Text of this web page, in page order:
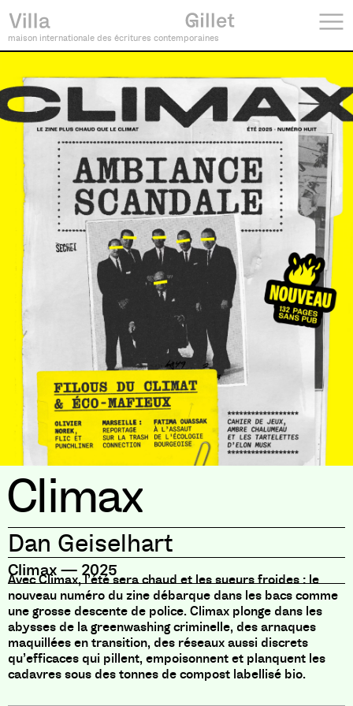
maison internationale des écritures contemporaines
Climax
Dan Geiselhart
Climax— 2025
Avec Climax, l’été sera chaud et les sueurs froides : le
nouveau numéro du zine débarque dans les bacs comme
une grosse descente de police. Climax plonge dans les
abysses de la greenwashing criminelle, des arnaques
maquillées en transition, des réseaux aussi discrets
qu’efficaces qui pillent, empoisonnent et planquent les
cadavres sous des tonnes de compost labellisé bio.